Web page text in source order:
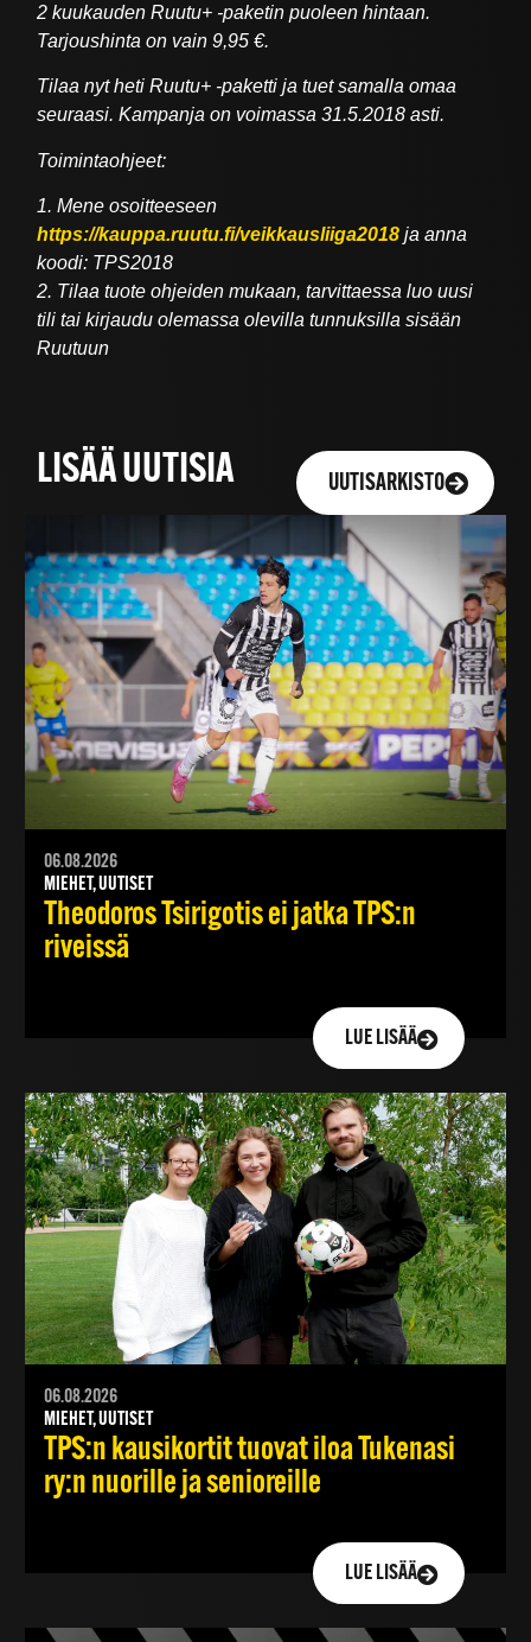
2 kuukauden Ruutu+ -paketin puoleen hintaan.
Tarjoushinta on vain 9,95 €.
Tilaa nyt heti Ruutu+ -paketti ja tuet samalla omaa
seuraasi. Kampanja on voimassa 31.5.2018 asti.
Toimintaohjeet:
1. Mene osoitteeseen
https://kauppa.ruutu.fi/veikkausliiga2018 ja anna
koodi: TPS2018
2. Tilaa tuote ohjeiden mukaan, tarvittaessa luo uusi
tili tai kirjaudu olemassa olevilla tunnuksilla sisään
Ruutuun
LISÄÄ UUTISIA UUTISARKISTO
06.08.2026
MIEHET, UUTISET
Theodoros Tsirigotis ei jatka TPS:n
riveissä
LUE LISÄÄ
06.08.2026
MIEHET, UUTISET
TPS:n kausikortit tuovat iloa Tukenasi
ry:n nuorille ja senioreille
LUE LISÄÄ